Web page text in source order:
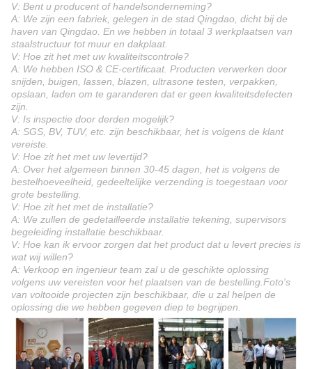
V: Bent u producent of handelsonderneming?
A: We zijn een fabriek, gelegen in de stad Qingdao, dicht bij de
haven van Qingdao. En we hebben in totaal 3 werkplaatsen van
staalstructuur tot muur en dakplaat.
V: Hoe zit het met uw kwaliteitscontrole?
A: We hebben ISO & CE-certificaat. Producten verwerken door
snijden, buigen, lassen, blazen, ultrasone testen, verpakken,
opslaan, laden om te garanderen dat er geen kwaliteitsdefecten
zijn.
V: Is inspectie door derden mogelijk?
A: SGS, BV, TUV, etc. zijn beschikbaar, het is volgens de klant
vereiste.
V: Hoe zit het met uw levertijd?
A: Over het algemeen binnen 30-45 dagen, het is volgens de
bestelhoeveelheid, gedeeltelijke verzending is toegestaan voor
grote bestelling.
V: Hoe zit het met de installatie?
A: We zullen de gedetailleerde installatie tekening, supervisors
begeleiding installatie beschikbaar.
V: Hoe kan ik ervoor zorgen dat het product dat u levert precies is
wat wij willen?
A: Verkoop en ingenieur team zal u de geschikte oplossing
volgens uw vereisten voor het plaatsen van de bestelling.Foto's
van voltooide projecten zijn beschikbaar, die u zal helpen de
oplossing die we hebben gegeven diep te begrijpen.